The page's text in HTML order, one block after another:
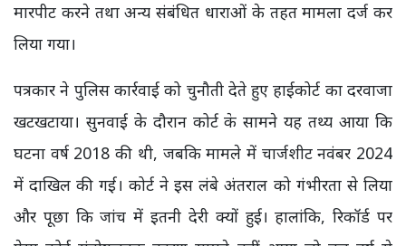
मारपीट करने तथा अन्य संबंधित धाराओं के तहत मामला दर्ज कर
लिया गया।
पत्रकार ने पुलिस कार्रवाई को चुनौती देते हुए हाईकोर्ट का दरवाजा
खटखटाया। सुनवाई के दौरान कोर्ट के सामने यह तथ्य आया कि
घटना वर्ष 2018 की थी, जबकि मामले में चार्जशीट नवंबर 2024
में दाखिल की गई। कोर्ट ने इस लंबे अंतराल को गंभीरता से लिया
और पूछा कि जांच में इतनी देरी क्यों हुई। हालांकि, रिकॉर्ड पर